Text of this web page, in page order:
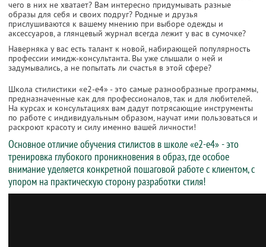
чего в них не хватает? Вам интересно придумывать разные
образы для себя и своих подруг? Родные и друзья
прислушиваются к вашему мнению при выборе одежды и
аксессуаров, а глянцевый журнал всегда лежит у вас в сумочке?
Наверняка у вас есть талант к новой, набирающей популярность
профессии имидж-консультанта. Вы уже слышали о ней и
задумывались, а не попытать ли счастья в этой сфере?
Школа стилистики «е2-е4» - это самые разнообразные программы,
предназначенные как для профессионалов, так и для любителей.
На курсах и консультациях вам дадут потрясающие инструменты
по работе с индивидуальным образом, научат ими пользоваться и
раскроют красоту и силу именно вашей личности!
Основное отличие обучения стилистов в школе «е2-е4» - это
тренировка глубокого проникновения в образ, где особое
внимание уделяется конкретной пошаговой работе с клиентом, с
упором на практическую сторону разработки стиля!